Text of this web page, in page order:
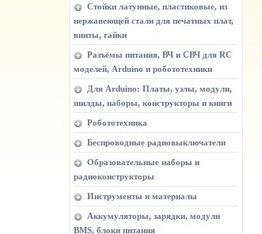
Стойки латунные, пластиковые, из
нержавеющей стали для печатных плат,
винты, гайки
Разъёмы питания, ВЧ и СВЧ для RC
моделей, Arduino и робототехники
Для Arduino: Платы, узлы, модули,
шилды, наборы, конструкторы и книги
Робототехника
Беспроводные радиовыключатели
Образовательные наборы и
радиоконструкторы
Инструменты и материалы
Аккумуляторы, зарядки, модули
BMS, блоки питания